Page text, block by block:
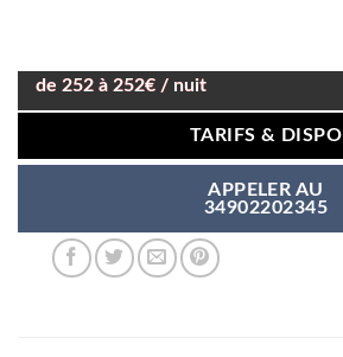
de 252 à 252€ / nuit
TARIFS & DISPO
APPELER AU
34902202345